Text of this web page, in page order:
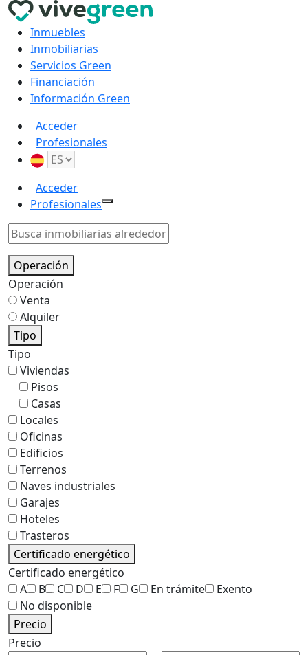
Inmuebles
Inmobiliarias
Servicios Green
Financiación
Información Green
Acceder
Profesionales
Acceder
Profesionales
Operación
Operación
Venta
Alquiler
Tipo
Tipo
Viviendas
Pisos
Casas
Locales
Oficinas
Edificios
Terrenos
Naves industriales
Garajes
Hoteles
Trasteros
Certificado energético
Certificado energético
A
B C D E F G En trámite
Exento
No disponible
Precio
Precio